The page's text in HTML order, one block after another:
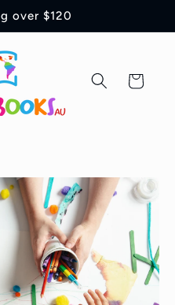
over $120
Carrito